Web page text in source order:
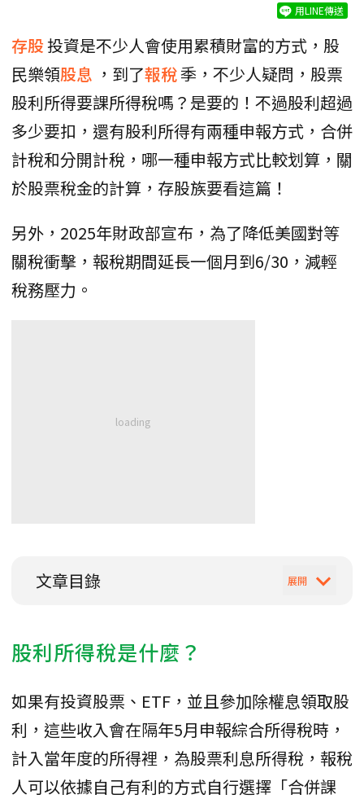
用LINE傳送
存股投資是不少人會使用累積財富的方式，股
民樂領股息 ，到了報稅季，不少人疑問，股票
股利所得要課所得稅嗎？是要的！不過股利超過
多少要扣，還有股利所得有兩種申報方式，合併
計稅和分開計稅，哪一種申報方式比較划算，關
於股票稅金的計算，存股族要看這篇！
另外，2025年財政部宣布，為了降低美國對等
關稅衝擊，報稅期間延長一個月到6/30，減輕
稅務壓力。
文章目錄
股利所得稅是什麼？
如果有投資股票、ETF，並且參加除權息領取股
利，這些收入會在隔年5月申報綜合所得稅時，
計入當年度的所得裡，為股票利息所得稅，報稅
人可以依據自己有利的方式自行選擇「合併課